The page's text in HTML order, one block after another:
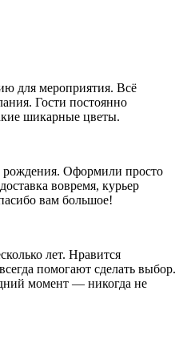
для мероприятия. Всё
Гости постоянно
шикарные цветы.
рождения. Оформили просто
вовремя, курьер
вам большое!
лет. Нравится
помогают сделать выбор.
момент — никогда не